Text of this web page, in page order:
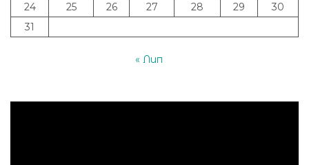
24
25 26 27 28 29
30
31
« Лип